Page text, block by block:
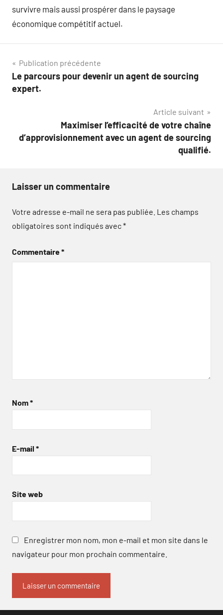
survivre mais aussi prospérer dans le paysage
économique compétitif actuel.
Navigation
de
Publication précédente
Le parcours pour devenir un agent de sourcing
expert.
Article suivant
Maximiser l’efficacité de votre chaîne
d’approvisionnement avec un agent de sourcing
qualifié.
Laisser un commentaire
Votre adresse e-mail ne sera pas publiée. Les champs
obligatoires sont indiqués avec*
Commentaire*
Nom*
E-mail *
Site web
Enregistrer mon nom, mon e-mail et mon site dans le
navigateur pour mon prochain commentaire.